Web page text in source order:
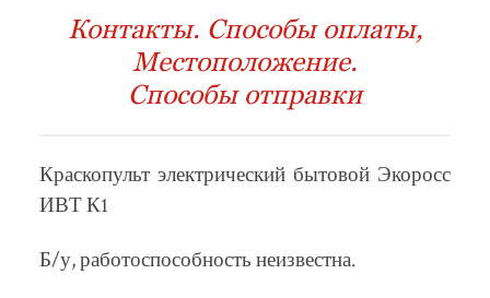
Контакты. Способы оплаты,
Местоположение.
Способы отправки
Краскопульт электрический бытовой Экоросс
ИВТ К1
Б/у, работоспособность неизвестна.